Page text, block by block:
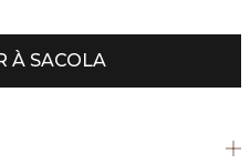
À SACOLA